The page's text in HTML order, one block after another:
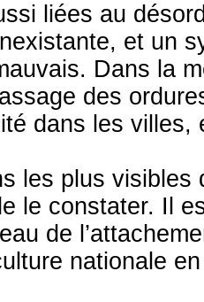
liées au
et un
Dans la
des
dans les
les plus
le constater. Il
de
nationale